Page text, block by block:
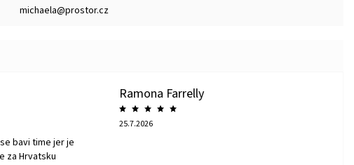
michaela@prostor.cz
bavi time jer je
za Hrvatsku
Ramona Farrelly
25.7.2026